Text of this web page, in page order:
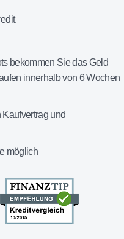
bekommen Sie das Geld
innerhalb von 6 Wochen
und
möglich